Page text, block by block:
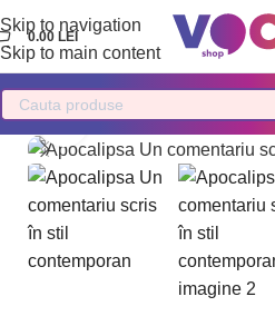
Skip to navigation
Skip to main content
0.00 LEI
Mărește imaginea